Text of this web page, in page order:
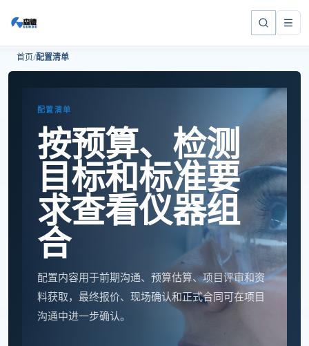
首页 配置清单
配置清单
按预算、检测
目标和标准要
求查看仪器组
合
配置内容用于前期沟通、预算估算、项目评审和资
料获取，最终报价、现场确认和正式合同可在项目
沟通中进一步确认。